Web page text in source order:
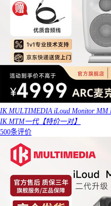
IK MULTIMEDIA iLoud Monitor
IK MTM一代【特价一对】
500条评价